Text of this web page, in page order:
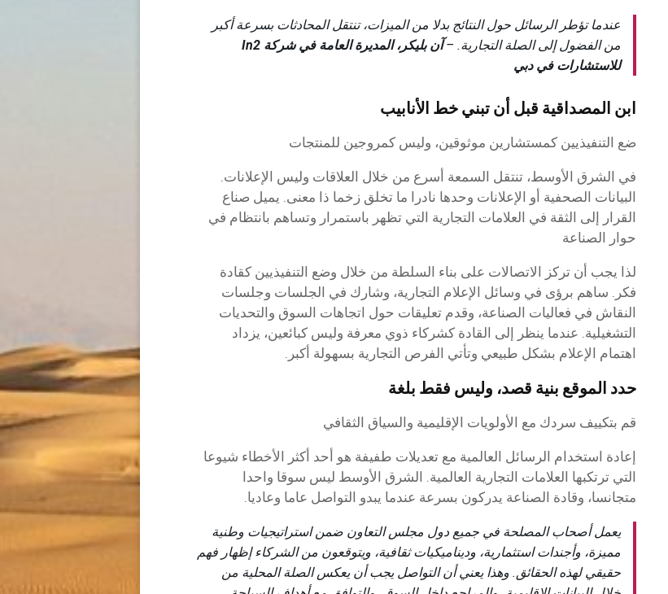
عندما تؤطر الرسائل حول النتائج بدلا من الميزات، تنتقل المحادثات بسرعة أكبر
من الفضول إلى الصلة التجارية. –
آن بليكر، المديرة العامة في شركة In2
للاستشارات في دبي
ابن المصداقية قبل أن تبني خط الأنابيب
ضع التنفيذيين كمستشارين موثوقين، وليس كمروجين للمنتجات
في الشرق الأوسط، تنتقل السمعة أسرع من خلال العلاقات وليس الإعلانات.
البيانات الصحفية أو الإعلانات وحدها نادرا ما تخلق زخما ذا معنى. يميل صناع
القرار إلى الثقة في العلامات التجارية التي تظهر باستمرار وتساهم بانتظام في
حوار الصناعة
لذا يجب أن تركز الاتصالات على بناء السلطة من خلال وضع التنفيذيين كقادة
فكر. ساهم برؤى في وسائل الإعلام التجارية، وشارك في الجلسات وجلسات
النقاش في فعاليات الصناعة، وقدم تعليقات حول اتجاهات السوق والتحديات
التشغيلية. عندما ينظر إلى القادة كشركاء ذوي معرفة وليس كبائعين، يزداد
اهتمام الإعلام بشكل طبيعي وتأتي الفرص التجارية بسهولة أكبر.
حدد الموقع بنية قصد، وليس فقط بلغة
قم بتكييف سردك مع الأولويات الإقليمية والسياق الثقافي
إعادة استخدام الرسائل العالمية مع تعديلات طفيفة هو أحد أكثر الأخطاء شيوعا
التي ترتكبها العلامات التجارية العالمية. الشرق الأوسط ليس سوقا واحدا
متجانسا، وقادة الصناعة يدركون بسرعة عندما يبدو التواصل عاما وعاديا.
يعمل أصحاب المصلحة في جميع دول مجلس التعاون ضمن استراتيجيات وطنية
مميزة، وأجندات استثمارية، وديناميكيات ثقافية، ويتوقعون من الشركاء إظهار فهم
حقيقي لهذه الحقائق. وهذا يعني أن التواصل يجب أن يعكس الصلة المحلية من